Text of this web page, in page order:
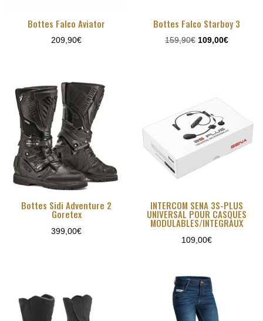
Bottes Falco Aviator
209,90€
Bottes Falco Starboy 3
159,90€ Le
109,00€Le
Bottes Sidi Adventure 2
Goretex
399,00€
INTERCOM SENA 3S-PLUS
UNIVERSAL POUR CASQUES
MODULABLES/INTEGRAUX
109,00€